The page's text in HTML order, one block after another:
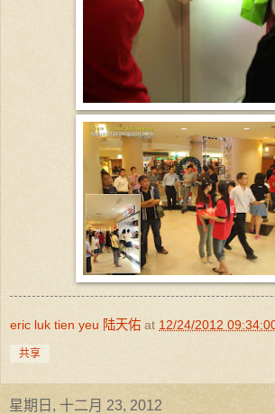
eric luk tien yeu 陆天佑 at 12/24/2012
共享
星期日, 十二月 23, 2012